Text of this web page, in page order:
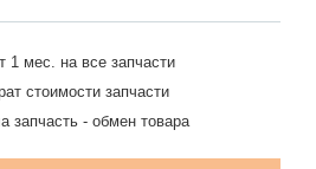
1 мес. на все запчасти
стоимости запчасти
запчасть - обмен товара